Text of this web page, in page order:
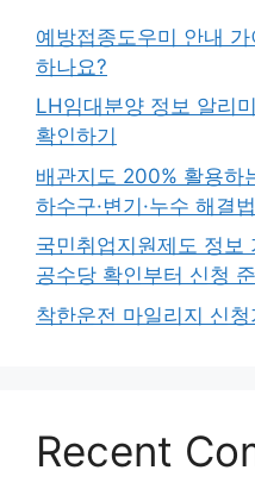
예방접종도우미 안내
하나요?
LH임대분양 정보 알리
확인하기
배관지도 200% 활용
하수구·변기·누수 해결법
국민취업지원제도 정
공수당 확인부터 신청
착한운전 마일리지 신청
Recent